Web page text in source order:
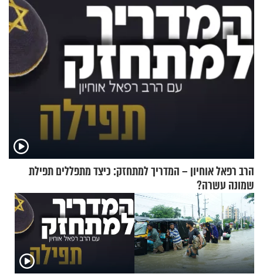
הרב רפאל אוחיון – המדריך למתחזק: כיצד מתפללים תפילת
שמונה עשרה?